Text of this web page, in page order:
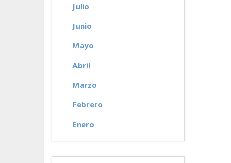
Julio
Junio
Mayo
Abril
Marzo
Febrero
Enero